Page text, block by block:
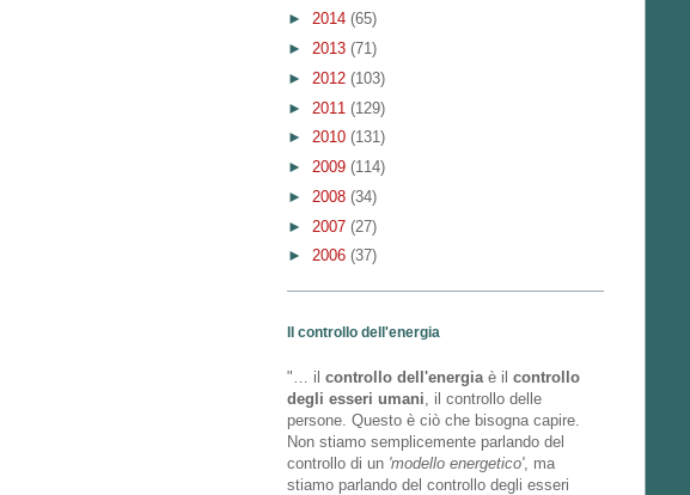
► 2014 (65)
► 2013 (71)
► 2012 (103)
► 2011 (129)
► 2010 (131)
► 2009 (114)
► 2008 (34)
► 2007 (27)
► 2006 (37)
Il controllo dell'energia
"… il controllo dell'energia è il controllo
degli esseri umani , il controllo delle
persone. Questo è ciò che bisogna capire.
Non stiamo semplicemente parlando del
controllo di un 'modello energetico', ma
stiamo parlando del controllo degli esseri